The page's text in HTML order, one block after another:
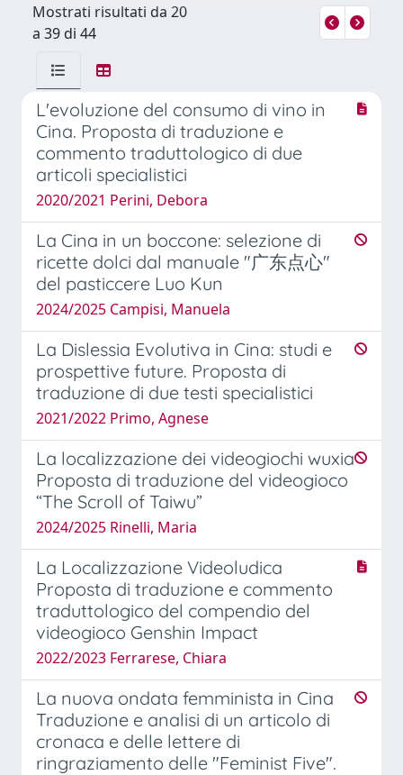
Mostrati risultati da 20
a 39 di 44
L'evoluzione del consumo di vino in
Cina. Proposta di traduzione e
commento traduttologico di due
articoli specialistici
2020/2021 Perini, Debora
La Cina in un boccone: selezione di
ricette dolci dal manuale "广东点心"
del pasticcere Luo Kun
2024/2025 Campisi, Manuela
La Dislessia Evolutiva in Cina: studi e
prospettive future. Proposta di
traduzione di due testi specialistici
2021/2022 Primo, Agnese
La localizzazione dei videogiochi wuxia
Proposta di traduzione del videogioco
“The Scroll of Taiwu”
2024/2025 Rinelli, Maria
La Localizzazione Videoludica
Proposta di traduzione e commento
traduttologico del compendio del
videogioco Genshin Impact
2022/2023 Ferrarese, Chiara
La nuova ondata femminista in Cina
Traduzione e analisi di un articolo di
cronaca e delle lettere di
ringraziamento delle "Feminist Five".